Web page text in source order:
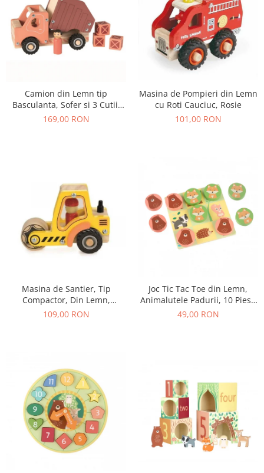
Camion din Lemn tip
Basculanta, Sofer si 3 Cutii,
18+ Luni
169,00 RON
Masina de Pompieri din Lemn
cu Roti Cauciuc, Rosie
101,00 RON
Masina de Santier, Tip
Compactor, Din Lemn,
Galbena
109,00 RON
Joc Tic Tac Toe din Lemn,
Animalutele Padurii, 10 Piese
in Punga Textila
49,00 RON